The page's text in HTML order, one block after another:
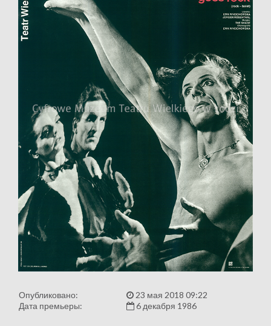
Опубликовано:
23 мая 2018 09:22
Дата премьеры:
6 декабря 1986